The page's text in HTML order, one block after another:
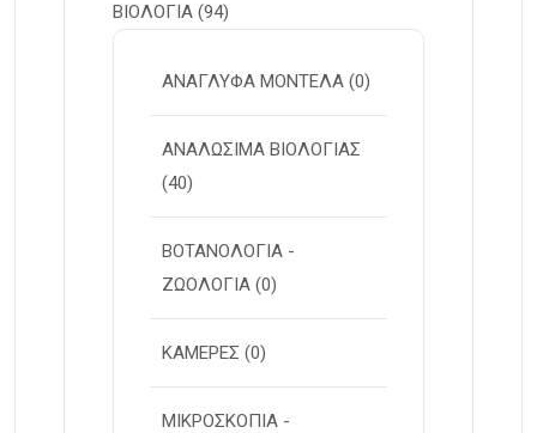
ΒΙΟΛΟΓΙΑ (94)
ΑΝΑΓΛΥΦΑ ΜΟΝΤΕΛΑ (0)
ΑΝΑΛΩΣΙΜΑ ΒΙΟΛΟΓΙΑΣ
(40)
ΒΟΤΑΝΟΛΟΓΙΑ -
ΖΩΟΛΟΓΙΑ (0)
ΚΑΜΕΡΕΣ (0)
ΜΙΚΡΟΣΚΟΠΙΑ -